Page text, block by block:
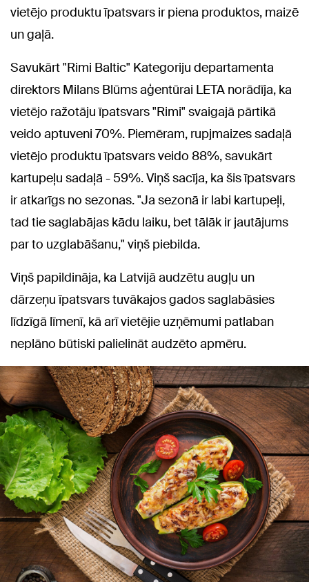
vietējo produktu īpatsvars ir piena produktos, maizē
un gaļā.
Savukārt "Rimi Baltic" Kategoriju departamenta
direktors Milans Blūms aģentūrai LETA norādīja, ka
vietējo ražotāju īpatsvars "Rimi" svaigajā pārtikā
veido aptuveni 70%. Piemēram, rupjmaizes sadaļā
vietējo produktu īpatsvars veido 88%, savukārt
kartupeļu sadaļā - 59%. Viņš sacīja, ka šis īpatsvars
ir atkarīgs no sezonas. "Ja sezonā ir labi kartupeļi,
tad tie saglabājas kādu laiku, bet tālāk ir jautājums
par to uzglabāšanu," viņš piebilda.
Viņš papildināja, ka Latvijā audzētu augļu un
dārzeņu īpatsvars tuvākajos gados saglabāsies
līdzīgā līmenī, kā arī vietējie uzņēmumi patlaban
neplāno būtiski palielināt audzēto apmēru.